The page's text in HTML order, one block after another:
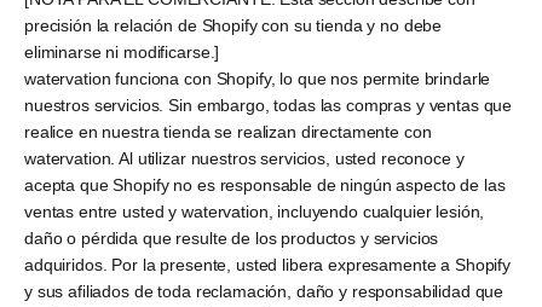
precisión la relación de Shopify con su tienda y no debe
eliminarse ni modificarse.]
watervation funciona con Shopify, lo que nos permite brindarle
nuestros servicios. Sin embargo, todas las compras y ventas que
realice en nuestra tienda se realizan directamente con
watervation. Al utilizar nuestros servicios, usted reconoce y
acepta que Shopify no es responsable de ningún aspecto de las
ventas entre usted y watervation, incluyendo cualquier lesión,
daño o pérdida que resulte de los productos y servicios
adquiridos. Por la presente, usted libera expresamente a Shopify
y sus afiliados de toda reclamación, daño y responsabilidad que